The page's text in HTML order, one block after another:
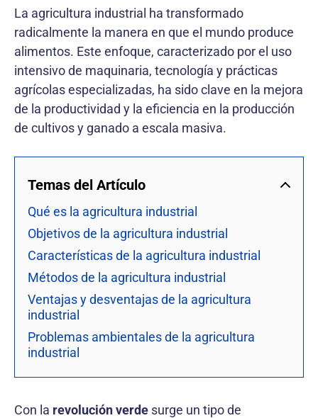
La agricultura industrial ha transformado
radicalmente la manera en que el mundo produce
alimentos. Este enfoque, caracterizado por el uso
intensivo de maquinaria, tecnología y prácticas
agrícolas especializadas, ha sido clave en la mejora
de la productividad y la eficiencia en la producción
de cultivos y ganado a escala masiva.
Temas del Artículo
Qué es la agricultura industrial
Objetivos de la agricultura industrial
Características de la agricultura industrial
Métodos de la agricultura industrial
Ventajas y desventajas de la agricultura
industrial
Problemas ambientales de la agricultura
industrial
Con la revolución verde surge un tipo de